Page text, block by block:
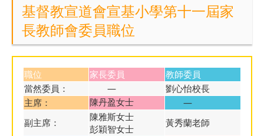
基督教宣道會宣基小學第十一屆家
長教師會委員職位
職位 家長委員
教師委員
當然委員：
—
劉心怡校長
主席：
陳丹盈女士
—
副主席：
陳雅斯女士
彭穎智女士
黃秀蘭老師